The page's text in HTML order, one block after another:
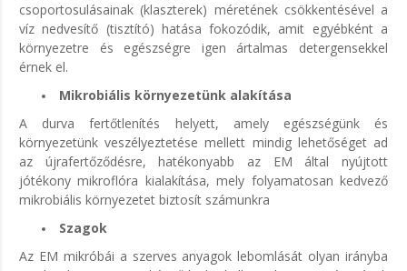
csoportosulásainak (klaszterek) méretének csökkentésével a
víz nedvesítő (tisztító) hatása fokozódik, amit egyébként a
környezetre és egészségre igen ártalmas detergensekkel
érnek el.
Mikrobiális környezetünk alakítása
A durva fertőtlenítés helyett, amely egészségünk és
környezetünk veszélyeztetése mellett mindig lehetőséget ad
az újrafertőződésre, hatékonyabb az EM által nyújtott
jótékony mikroflóra kialakítása, mely folyamatosan kedvező
mikrobiális környezetet biztosít számunkra
Szagok
Az EM mikróbái a szerves anyagok lebomlását olyan irányba